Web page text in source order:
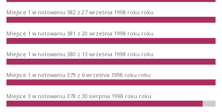
Miejsce 1 w notowaniu 382 z 27 września 1998 roku roku
Miejsce 1 w notowaniu 381 z 20 września 1998 roku roku
Miejsce 1 w notowaniu 380 z 13 września 1998 roku roku
Miejsce 1 w notowaniu 379 z 6 września 1998 roku roku
Miejsce 3 w notowaniu 378 z 30 sierpnia 1998 roku roku